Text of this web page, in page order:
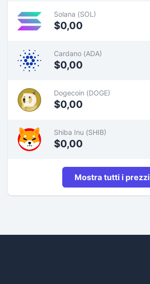
Solana (SOL)
$0,00
Cardano (ADA)
$0,00
Dogecoin (DOGE)
$0,00
Shiba Inu (SHIB)
$0,00
Mostra tutti i prezzi